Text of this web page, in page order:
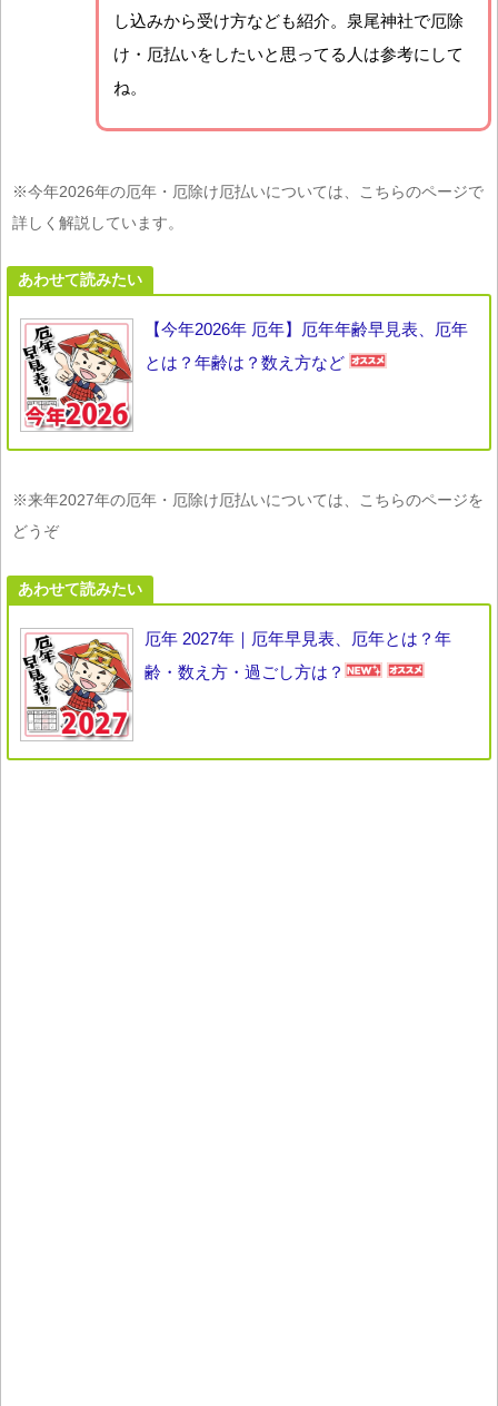
し込みから受け方なども紹介。泉尾神社で厄除
け・厄払いをしたいと思ってる人は参考にして
ね。
※今年2026年の厄年・厄除け厄払いについては、こちらのページで
詳しく解説しています。
あわせて読みたい
【今年2026年 厄年】厄年年齢早見表、厄年
とは？年齢は？数え方など
※来年2027年の厄年・厄除け厄払いについては、こちらのページを
どうぞ
あわせて読みたい
厄年 2027年｜厄年早見表、厄年とは？年
齢・数え方・過ごし方は？